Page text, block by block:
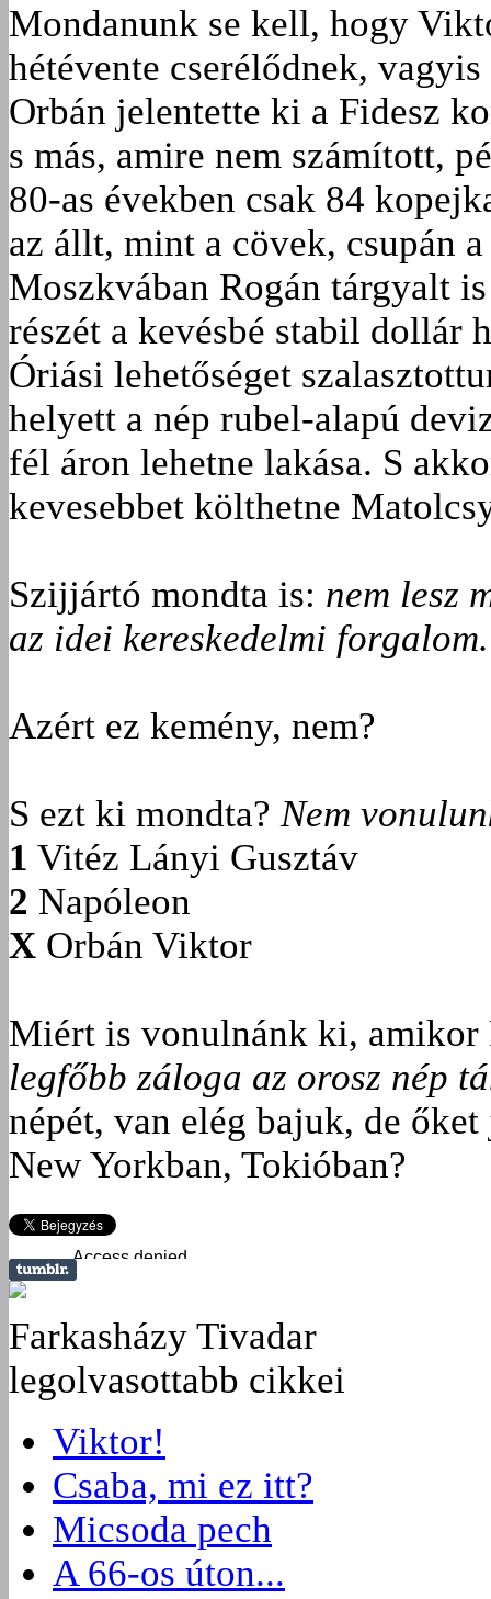
Mondanunk se kell, hogy
hétévente cserélődnek,
Orbán jelentette ki a Fidesz
s más, amire nem számított,
80-as években csak 84
az állt, mint a cövek, csupán
Moszkvában Rogán tárgyalt
részét a kevésbé stabil dollár
Óriási lehetőséget
helyett a nép rubel-alapú
fél áron lehetne laká­sa. S
kevesebbet költhetne
Szijjártó mondta is: nem lesz
az idei kereskedelmi forgalom.
Azért ez kemény, nem?
S ezt ki mondta? Nem
1 Vitéz Lányi Gusztáv
2 Napóleon
X Orbán Viktor
Miért is vonulnánk ki,
legfőbb záloga az orosz nép
népét, van elég bajuk, de
New Yorkban, Tokióban?
Farkasházy Tivadar
legolvasottabb cikkei
Viktor!
Csaba, mi ez itt?
Micsoda pech
A 66-os úton...